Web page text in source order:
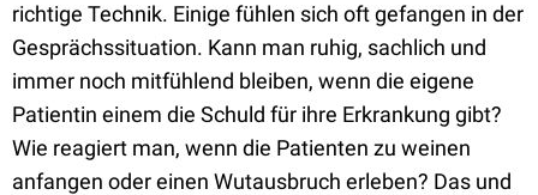
richtige Technik. Einige fühlen sich oft gefangen in der
Gesprächssituation. Kann man ruhig, sachlich und
immer noch mitfühlend bleiben, wenn die eigene
Patientin einem die Schuld für ihre Erkrankung gibt?
Wie reagiert man, wenn die Patienten zu weinen
anfangen oder einen Wutausbruch erleben? Das und